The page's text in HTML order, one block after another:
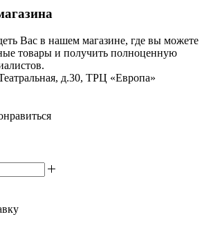
Вас в нашем магазине, где вы можете
товары и получить полноценную
д.30, ТРЦ «Европа»